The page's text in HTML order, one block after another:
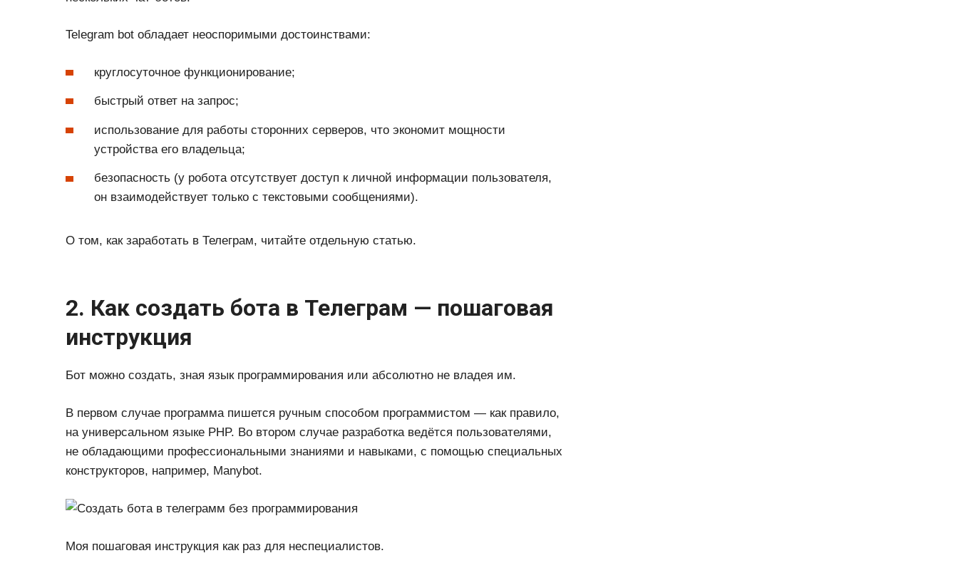
Telegram bot обладает неоспоримыми достоинствами:
круглосуточное функционирование;
быстрый ответ на запрос;
использование для работы сторонних серверов, что экономит мощности
устройства его владельца;
безопасность (у робота отсутствует доступ к личной информации пользователя,
он взаимодействует только с текстовыми сообщениями).
О том, как заработать в Телеграм, читайте отдельную статью.
2. Как создать бота в Телеграм — пошаговая
инструкция
Бот можно создать, зная язык программирования или абсолютно не владея им.
В первом случае программа пишется ручным способом программистом — как правило,
на универсальном языке PHP. Во втором случае разработка ведётся пользователями,
не обладающими профессиональными знаниями и навыками, с помощью специальных
конструкторов, например, Manybot.
Моя пошаговая инструкция как раз для неспециалистов.